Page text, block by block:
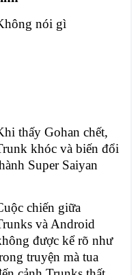
nói gì
thấy Gohan chết,
khóc và biến đổi
Super Saiyan
chiến giữa
và Android
được kể rõ như
truyện mà tua